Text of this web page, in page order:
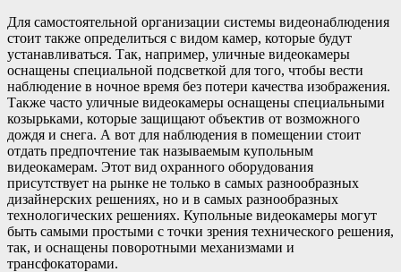
Для самостоятельной организации системы видеонаблюдения
стоит также определиться с видом камер, которые будут
устанавливаться. Так, например, уличные видеокамеры
оснащены специальной подсветкой для того, чтобы вести
наблюдение в ночное время без потери качества изображения.
Также часто уличные видеокамеры оснащены специальными
козырьками, которые защищают объектив от возможного
дождя и снега. А вот для наблюдения в помещении стоит
отдать предпочтение так называемым купольным
видеокамерам. Этот вид охранного оборудования
присутствует на рынке не только в самых разнообразных
дизайнерских решениях, но и в самых разнообразных
технологических решениях. Купольные видеокамеры могут
быть самыми простыми с точки зрения технического решения,
так, и оснащены поворотными механизмами и
трансфокаторами.